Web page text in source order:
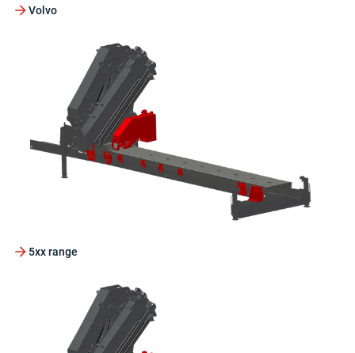
Volvo
5xx range